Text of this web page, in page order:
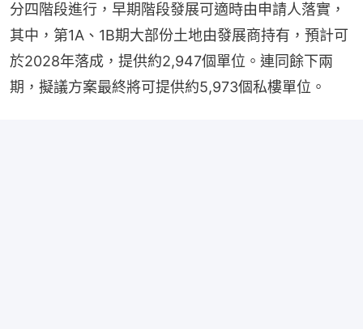
分四階段進行，早期階段發展可適時由申請人落實，
其中，第1A、1B期大部份土地由發展商持有，預計可
於2028年落成，提供約2,947個單位。連同餘下兩
期，擬議方案最終將可提供約5,973個私樓單位。